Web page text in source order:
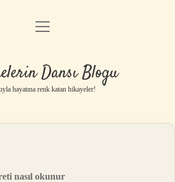
Anasayfa
Yasal Uyarı
menüyü
Dansı Blogu
hayatına renk katan hikayeler!
nasıl okunur